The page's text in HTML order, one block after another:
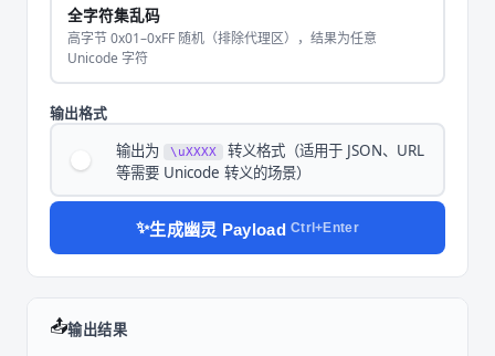
全字符集乱码
高字节 0x01–0xFF 随机（排除代理区），结果为任意
Unicode 字符
输出格式
输出为
\uXXXX
转义格式（适用于 JSON、URL
等需要 Unicode 转义的场景）
✨生成幽灵 Payload Ctrl+Enter
📤输出结果